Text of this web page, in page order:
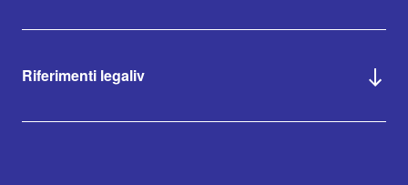
Riferimenti legaliv